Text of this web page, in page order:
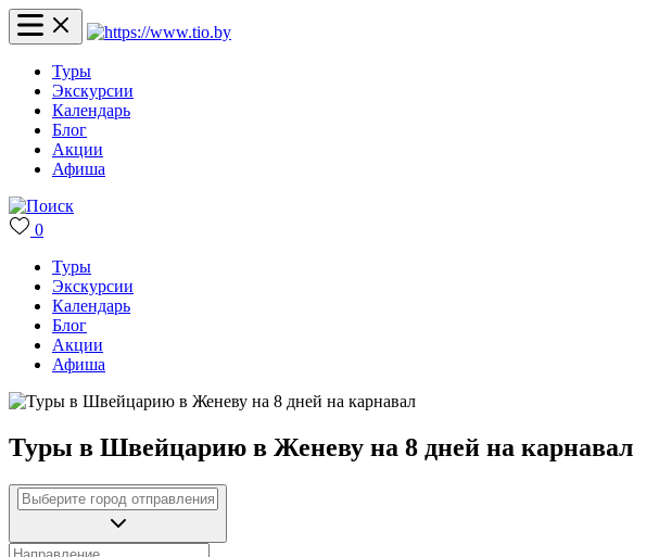
Туры
Экскурсии
Календарь
Блог
Акции
Афиша
0
Туры
Экскурсии
Календарь
Блог
Акции
Афиша
Туры в Швейцарию в Женеву на 8 дней на карнавал